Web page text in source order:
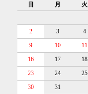
日
月 火
2
3 4
9
10 11
16
17 18
23
24 25
30
31